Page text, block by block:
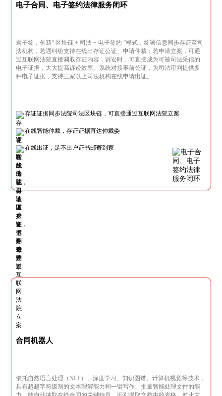
电子合同、电子签约法律服务闭环
君子签，创新“ 区块链 + 司法 + 电子签约 ”模式，签署信息同步存证至司
法机构，若遇纠纷支持在线出存证公证、申请仲裁；若申请立案，可通
过互联网法院直接调取存证内容，诉讼时，可直接成为可被司法采信的
电子证据，大大提高诉讼效率。系统对接事前公证，为司法审判提供多
种电子证据，支持三家以上司法机构在线申请出证。
存证证据同步法院司法区块链，可直接通过互联网法院立案
在线智能仲裁，存证证据直达仲裁委
在线出证，足不出户证书邮寄到家
合同机器人
依托自然语言处理（NLP）、深度学习、知识图谱、计算机视觉等技术，
具有超越字符级别的文本理解能力和一键写作、批量智能处理文件的能